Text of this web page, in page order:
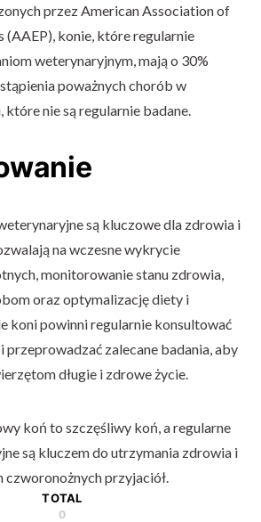
przez American Association of
(AAEP), konie, które regularnie
weterynaryjnym, mają o 30%
poważnych chorób w
nie są regularnie badane.
są kluczowe dla zdrowia i
na wczesne wykrycie
monitorowanie stanu zdrowia,
oraz optymalizację diety i
koni powinni regularnie konsultować
przeprowadzać zalecane badania, aby
długie i zdrowe życie.
koń to szczęśliwy koń, a regularne
są kluczem do utrzymania zdrowia i
przyjaciół.
TOTAL
0